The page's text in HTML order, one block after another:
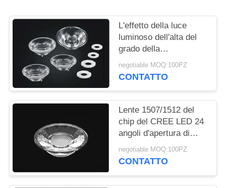
DEL
NORME
SULLA
PRIVACY
L'effetto della luce
luminoso dell'alta del
grado della
PANNOCCHIA LED
ottica ottica della lente
negotiable MOQ:100PZ
CONTATTO
Lente 1507/1512 del
chip del CREE LED 24
angoli d'apertura di
grado per la plafoniera
del LED
negotiable MOQ:100PZ
CONTATTO